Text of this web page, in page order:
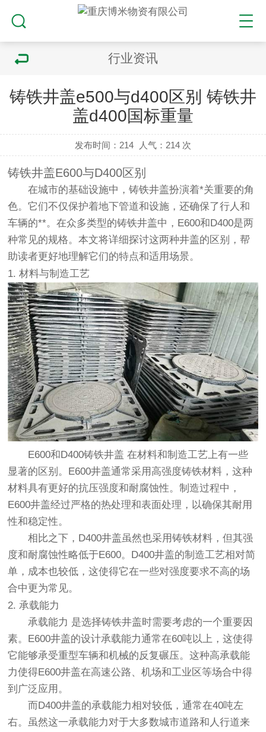
行业资讯
铸铁井盖e500与d400区别 铸铁井
盖d400国标重量
发布时间：214 人气： 214 次
铸铁井盖E600与D400区别
在城市的基础设施中，铸铁井盖扮演着*关重要的角
色。它们不仅保护着地下管道和设施，还确保了行人和
车辆的**。在众多类型的铸铁井盖中，E600和D400是两
种常见的规格。本文将详细探讨这两种井盖的区别，帮
助读者更好地理解它们的特点和适用场景。
1. 材料与制造工艺
E600和D400铸铁井盖 在材料和制造工艺上有一些
显著的区别。E600井盖通常采用高强度铸铁材料，这种
材料具有更好的抗压强度和耐腐蚀性。制造过程中，
E600井盖经过严格的热处理和表面处理，以确保其耐用
性和稳定性。
相比之下，D400井盖虽然也采用铸铁材料，但其强
度和耐腐蚀性略低于E600。D400井盖的制造工艺相对简
单，成本也较低，这使得它在一些对强度要求不高的场
合中更为常见。
2. 承载能力
承载能力 是选择铸铁井盖时需要考虑的一个重要因
素。E600井盖的设计承载能力通常在60吨以上，这使得
它能够承受重型车辆和机械的反复碾压。这种高承载能
力使得E600井盖在高速公路、机场和工业区等场合中得
到广泛应用。
而D400井盖的承载能力相对较低，通常在40吨左
右。虽然这一承载能力对于大多数城市道路和人行道来